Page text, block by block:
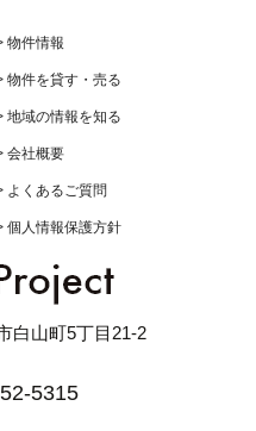
物件情報
物件を貸す・売る
地域の情報を知る
会社概要
よくあるご質問
個人情報保護方針
白山町5丁目21-2
5315